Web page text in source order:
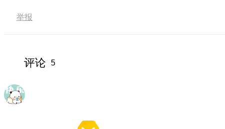
举报
评论 5